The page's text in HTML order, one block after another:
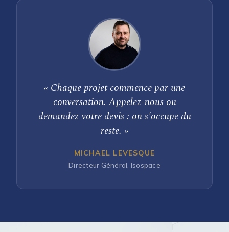
« Chaque projet commence par une
conversation. Appelez-nous ou
demandez votre devis : on s'occupe du
reste. »
MICHAEL LEVESQUE
Directeur Général, Isospace